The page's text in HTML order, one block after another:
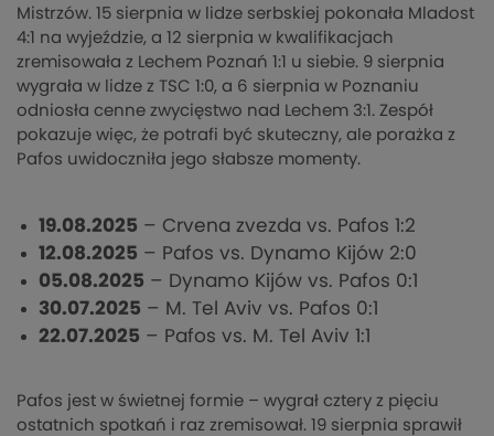
Mistrzów. 15 sierpnia w lidze serbskiej pokonała Mladost
4:1 na wyjeździe, a 12 sierpnia w kwalifikacjach
zremisowała z Lechem Poznań 1:1 u siebie. 9 sierpnia
wygrała w lidze z TSC 1:0, a 6 sierpnia w Poznaniu
odniosła cenne zwycięstwo nad Lechem 3:1. Zespół
pokazuje więc, że potrafi być skuteczny, ale porażka z
Pafos uwidoczniła jego słabsze momenty.
19.08.2025 – Crvena zvezda vs. Pafos 1:2
12.08.2025 – Pafos vs. Dynamo Kijów 2:0
05.08.2025 – Dynamo Kijów vs. Pafos 0:1
30.07.2025 – M. Tel Aviv vs. Pafos 0:1
22.07.2025 – Pafos vs. M. Tel Aviv 1:1
Pafos jest w świetnej formie – wygrał cztery z pięciu
ostatnich spotkań i raz zremisował. 19 sierpnia sprawił